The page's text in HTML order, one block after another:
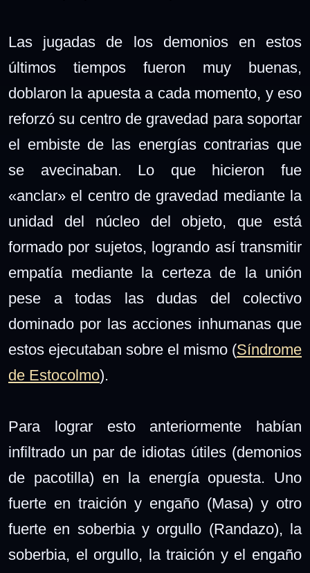
Las jugadas de los demonios en estos
últimos tiempos fueron muy buenas,
doblaron la apuesta a cada momento, y eso
reforzó su centro de gravedad para soportar
el embiste de las energías contrarias que
se avecinaban. Lo que hicieron fue
«anclar» el centro de gravedad mediante la
unidad del núcleo del objeto, que está
formado por sujetos, logrando así transmitir
empatía mediante la certeza de la unión
pese a todas las dudas del colectivo
dominado por las acciones inhumanas que
estos ejecutaban sobre el mismo (Síndrome
de Estocolmo).
Para lograr esto anteriormente habían
infiltrado un par de idiotas útiles (demonios
de pacotilla) en la energía opuesta. Uno
fuerte en traición y engaño (Masa) y otro
fuerte en soberbia y orgullo (Randazo), la
soberbia, el orgullo, la traición y el engaño